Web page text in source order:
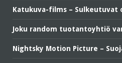
Katukuva-films – Sulkeutuvat
Joku random tuotantoyhtiö
Nightsky Motion Picture –